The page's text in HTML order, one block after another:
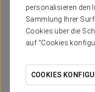
personalisieren den
Sammlung Ihrer
Cookies über die
auf "Cookies
COOKIES